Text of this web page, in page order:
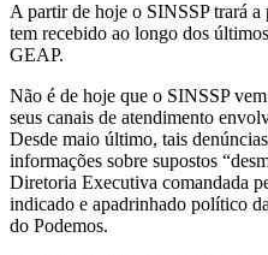
A partir de hoje o SINSSP trará
tem recebido ao longo dos
GEAP.
Não é de hoje que o SINSSP
seus canais de atendimento
Desde maio último, tais
informações sobre supostos
Diretoria Executiva comandada
indicado e apadrinhado político
do Podemos.